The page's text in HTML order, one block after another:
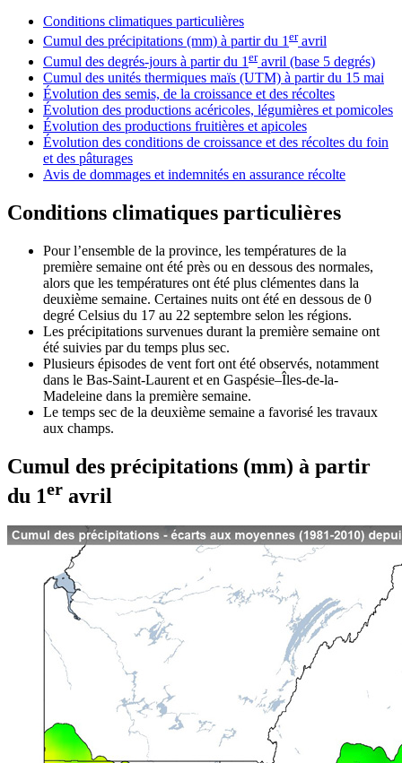
Conditions climatiques particulières
Cumul des précipitations (mm) à partir du 1eravril
Cumul des degrés-jours à partir du 1 eravril (base 5 degrés)
Cumul des unités thermiques maïs (UTM) à partir du 15 mai
Évolution des semis, de la croissance et des récoltes
Évolution des productions acéricoles, légumières et pomicoles
Évolution des productions fruitières et apicoles
Évolution des conditions de croissance et des récoltes du foin
et des pâturages
Avis de dommages et indemnités en assurance récolte
Conditions climatiques particulières
Pour l’ensemble de la province, les températures de la
première semaine ont été près ou en dessous des normales,
alors que les températures ont été plus clémentes dans la
deuxième semaine. Certaines nuits ont été en dessous de 0
degré Celsius du 17 au 22 septembre selon les régions.
Les précipitations survenues durant la première semaine ont
été suivies par du temps plus sec.
Plusieurs épisodes de vent fort ont été observés, notamment
dans le Bas-Saint-Laurent et en Gaspésie–Îles-de-la-
Madeleine dans la première semaine.
Le temps sec de la deuxième semaine a favorisé les travaux
aux champs.
Cumul des précipitations (mm) à partir
du 1er avril